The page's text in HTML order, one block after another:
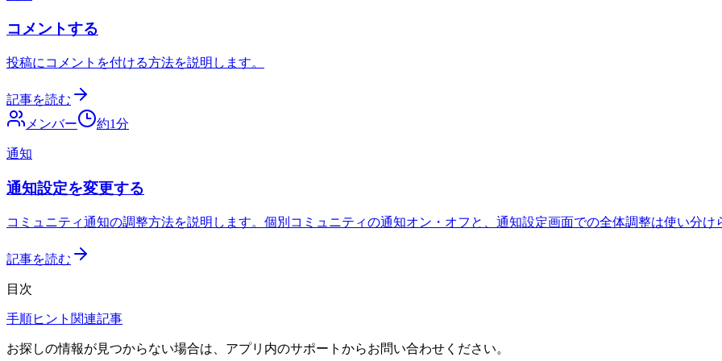
コメントする
投稿にコメントを付ける方法を説明します。
記事を読む
メンバー
約1分
通知
通知設定を変更する
コミュニティ通知の調整方法を説明します。個別コミュニティの通知オン・オフと、通知設定画面での全体調整は使い分け
記事を読む
目次
手順ヒント 関連記事
お探しの情報が見つからない場合は、アプリ内のサポートからお問い合わせください。